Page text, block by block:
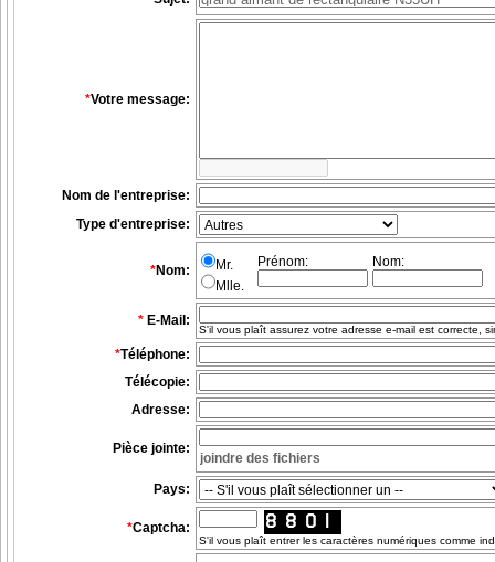
*Votre message:
Nom de l'entreprise:
Type d'entreprise:
*Nom:
Mr.
Mlle.
Prénom: Nom:
* E-Mail:
S'il vous plaît assurez votre adresse e-mail est correcte,
*Téléphone:
Télécopie:
Adresse:
Pièce jointe:
Pays:
*Captcha:
S'il vous plaît entrer les caractères numériques comme